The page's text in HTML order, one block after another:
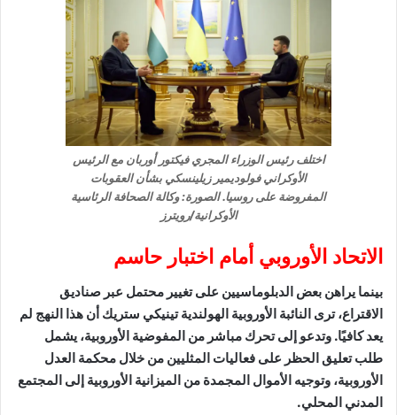
اختلف رئيس الوزراء المجري فيكتور أوربان مع الرئيس
الأوكراني فولوديمير زيلينسكي بشأن العقوبات
المفروضة على روسيا. الصورة: وكالة الصحافة الرئاسية
الأوكرانية/رويترز
الاتحاد الأوروبي أمام اختبار حاسم
بينما يراهن بعض الدبلوماسيين على تغيير محتمل عبر صناديق
الاقتراع، ترى النائبة الأوروبية الهولندية تينيكي ستريك أن هذا النهج لم
يعد كافيًا. وتدعو إلى تحرك مباشر من المفوضية الأوروبية، يشمل
طلب تعليق الحظر على فعاليات المثليين من خلال محكمة العدل
الأوروبية، وتوجيه الأموال المجمدة من الميزانية الأوروبية إلى المجتمع
المدني المحلي.